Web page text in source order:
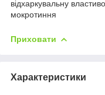
відхаркувальну
мокротиння
Приховати
Характеристики